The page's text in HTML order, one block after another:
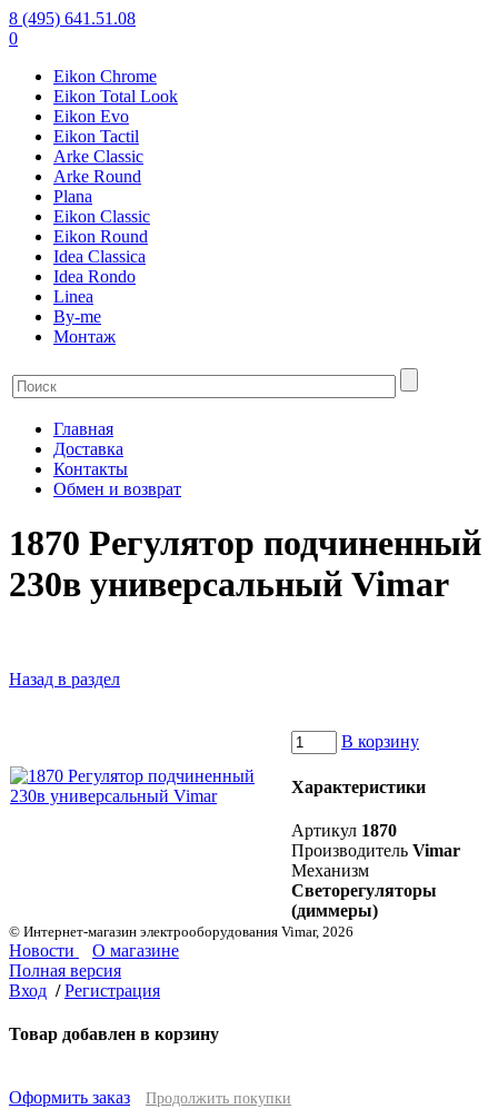
8 (495) 641.51.08
0
Eikon Chrome
Eikon Total Look
Eikon Evo
Eikon Tactil
Arke Classic
Arke Round
Plana
Eikon Classic
Eikon Round
Idea Classica
Idea Rondo
Linea
By-me
Монтаж
Главная
Доставка
Контакты
Обмен и возврат
1870 Регулятор подчиненный
230в универсальный Vimar
Назад в раздел
В корзину
Характеристики
Артикул 1870
Производитель Vimar
Механизм
Светорегуляторы
(диммеры)
© Интернет-магазин электрооборудования Vimar, 2026
Новости
О магазине
Полная версия
Вход / Регистрация
Товар добавлен в корзину
Оформить заказ Продолжить покупки